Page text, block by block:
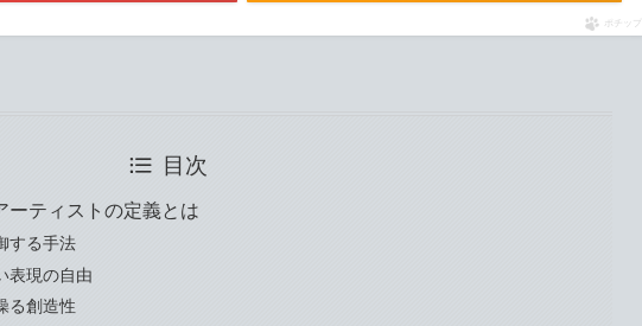
ポチップ
目次
ーティストの定義とは
する手法
表現の自由
る創造性